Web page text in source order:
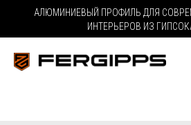
АЛЮМИНИЕВЫЙ ПРОФИЛЬ ДЛЯ
ИНТЕРЬЕРОВ ИЗ